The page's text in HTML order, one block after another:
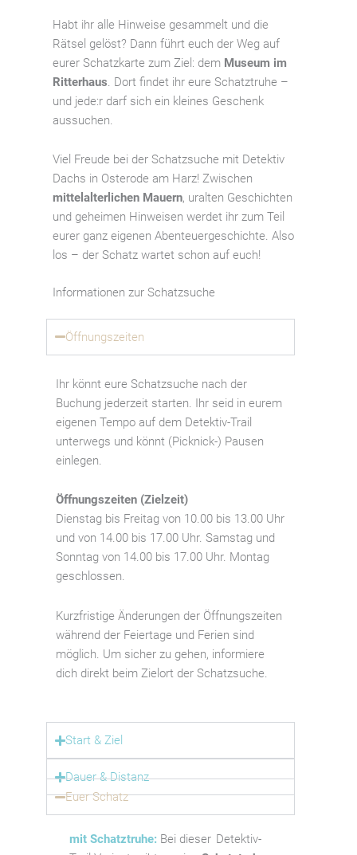
Habt ihr alle Hinweise gesammelt und die
Rätsel gelöst? Dann führt euch der Weg auf
eurer Schatzkarte zum Ziel: dem Museum im
Ritterhaus. Dort findet ihr eure Schatztruhe –
und jede:r darf sich ein kleines Geschenk
aussuchen.
Viel Freude bei der Schatzsuche mit Detektiv
Dachs in Osterode am Harz! Zwischen
mittelalterlichen Mauern, uralten Geschichten
und geheimen Hinweisen werdet ihr zum Teil
eurer ganz eigenen Abenteuergeschichte. Also
los – der Schatz wartet schon auf euch!
Informationen zur Schatzsuche
Öffnungszeiten
Ihr könnt eure Schatzsuche nach der
Buchung jederzeit starten. Ihr seid in eurem
eigenen Tempo auf dem Detektiv-Trail
unterwegs und könnt (Picknick-) Pausen
einlegen.
Öffnungszeiten (Zielzeit)
Dienstag bis Freitag von 10.00 bis 13.00 Uhr
und von 14.00 bis 17.00 Uhr. Samstag und
Sonntag von 14.00 bis 17.00 Uhr. Montag
geschlossen.
Kurzfristige Änderungen der Öffnungszeiten
während der Feiertage und Ferien sind
möglich. Um sicher zu gehen, informiere
dich direkt beim Zielort der Schatzsuche.
Start & Ziel
Dauer & Distanz
Euer Schatz
mit Schatztruhe: Bei dieser Detektiv-